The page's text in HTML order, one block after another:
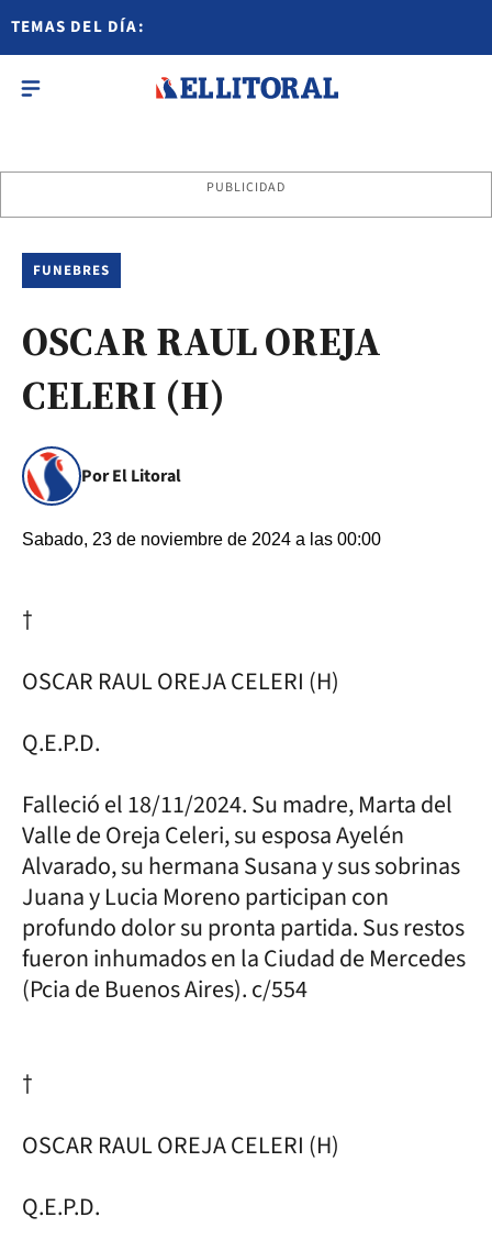
TEMAS DEL DÍA:
PUBLICIDAD
FUNEBRES
OSCAR RAUL OREJA
CELERI (H)
Por El Litoral
Sabado, 23 de noviembre de 2024 a las 00:00
†
OSCAR RAUL OREJA CELERI (H)
Q.E.P.D.
Falleció el 18/11/2024. Su madre, Marta del
Valle de Oreja Celeri, su esposa Ayelén
Alvarado, su hermana Susana y sus sobrinas
Juana y Lucia Moreno participan con
profundo dolor su pronta partida. Sus restos
fueron inhumados en la Ciudad de Mercedes
(Pcia de Buenos Aires). c/554
†
OSCAR RAUL OREJA CELERI (H)
Q.E.P.D.